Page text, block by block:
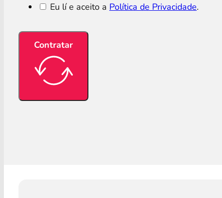
Eu lí e aceito a Política de Privacidade.
Contratar